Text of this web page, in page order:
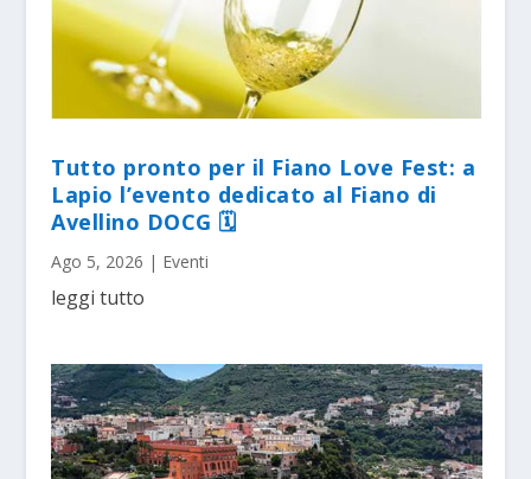
Tutto pronto per il Fiano Love Fest: a
Lapio l’evento dedicato al Fiano di
Avellino DOCG 🗓
Ago 5, 2026 | Eventi
leggi tutto